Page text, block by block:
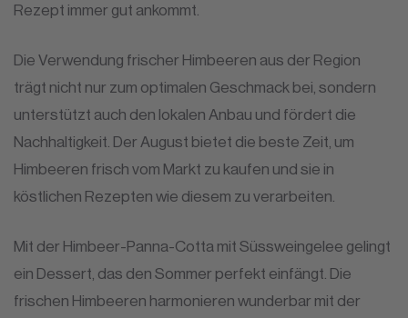
Rezept immer gut ankommt.
Die Verwendung frischer Himbeeren aus der Region
trägt nicht nur zum optimalen Geschmack bei, sondern
unterstützt auch den lokalen Anbau und fördert die
Nachhaltigkeit. Der August bietet die beste Zeit, um
Himbeeren frisch vom Markt zu kaufen und sie in
köstlichen Rezepten wie diesem zu verarbeiten.
Mit der Himbeer-Panna-Cotta mit Süssweingelee gelingt
ein Dessert, das den Sommer perfekt einfängt. Die
frischen Himbeeren harmonieren wunderbar mit der